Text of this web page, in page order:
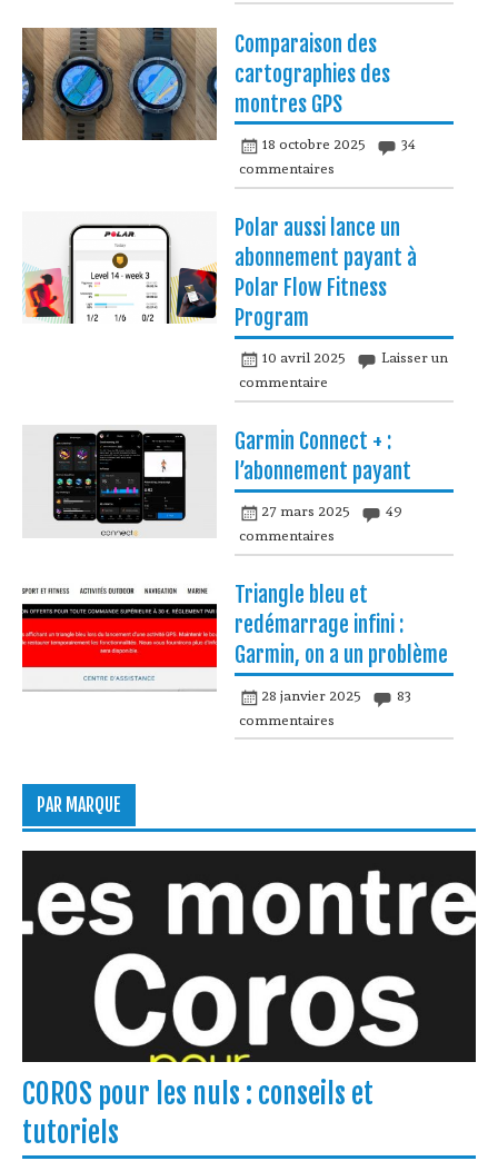
Comparaison des
cartographies des
montres GPS
18 octobre 2025
34
commentaires
Polar aussi lance un
abonnement payant à
Polar Flow Fitness
Program
10 avril 2025
Laisser un
commentaire
Garmin Connect + :
l’abonnement payant
27 mars 2025
49
commentaires
Triangle bleu et
redémarrage infini :
Garmin, on a un problème
28 janvier 2025
83
commentaires
PAR MARQUE
COROS pour les nuls : conseils et
tutoriels